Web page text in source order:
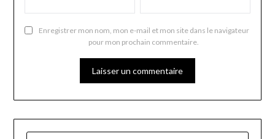
Enregistrer mon nom, mon e-mail et mon site dans le navigateur
pour mon prochain commentaire.